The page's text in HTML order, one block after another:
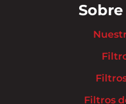
Filtros